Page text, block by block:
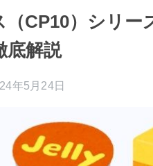
（CP10）シリー
底解説
年5月24日